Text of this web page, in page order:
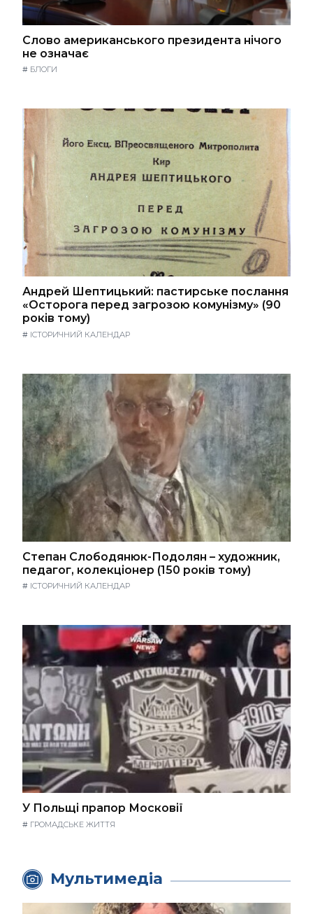
Слово американського президента нічого
не означає
# БЛОГИ
Андрей Шептицький: пастирське послання
«Осторога перед загрозою комунізму» (90
років тому)
# ІСТОРИЧНИЙ КАЛЕНДАР
Степан Слободянюк-Подолян – художник,
педагог, колекціонер (150 років тому)
# ІСТОРИЧНИЙ КАЛЕНДАР
У Польщі прапор Московії
# ГРОМАДСЬКЕ ЖИТТЯ
Мультимедіа